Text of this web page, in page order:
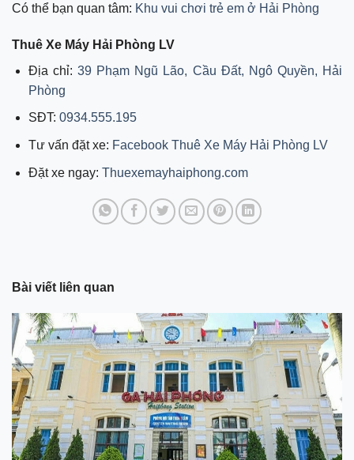
Có thể bạn quan tâm: Khu vui chơi trẻ em ở Hải Phòng
Thuê Xe Máy Hải Phòng LV
Địa chỉ:39 Phạm Ngũ Lão, Cầu Đất, Ngô Quyền, Hải
Phòng
SĐT: 0934.555.195
Tư vấn đặt xe: Facebook Thuê Xe Máy Hải Phòng LV
Đặt xe ngay: Thuexemayhaiphong.com
Bài viết liên quan